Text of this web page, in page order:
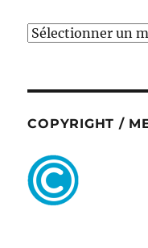
ARCHIVES
COPYRIGHT /